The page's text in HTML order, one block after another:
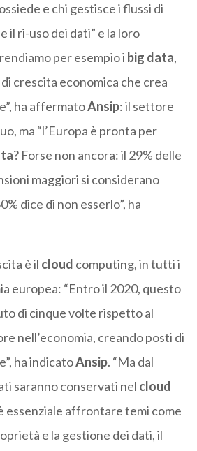
e chi gestisce i flussi di
il ri-uso dei dati” e la loro
per esempio i big data,
crescita economica che crea
ha affermatoAnsip: il settore
ma “l’Europa è pronta per
? Forse non ancora: il 29% delle
maggiori si considerano
dice di non esserlo”, ha
è il cloud computing, in tutti i
europea: “Entro il 2020, questo
di cinque volte rispetto al
nell’economia, creando posti di
ha indicatoAnsip. “Ma dal
saranno conservati nel cloud
essenziale affrontare temi come
e la gestione dei dati, il